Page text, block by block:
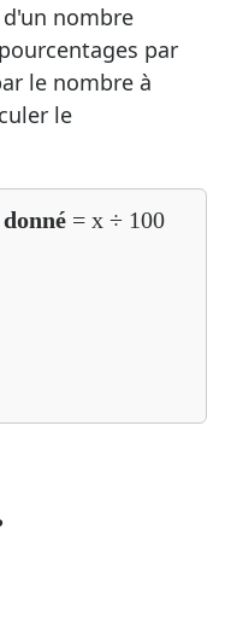
nombre
par
le nombre à
le
= x ÷ 100